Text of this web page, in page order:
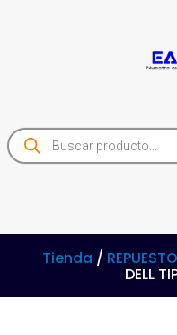
Products
search
Tienda /
DELL